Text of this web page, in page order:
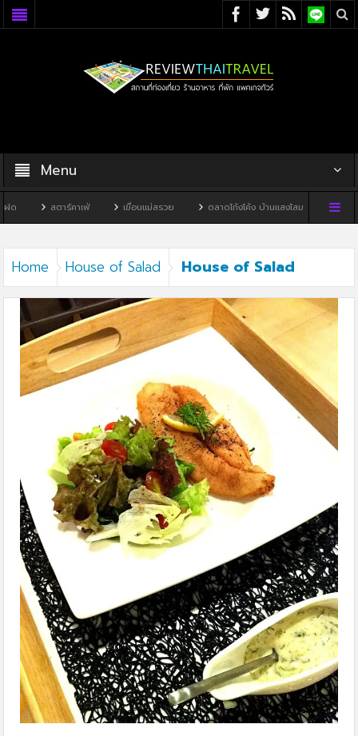
Menu
สตาร์คาเฟ่ เขื่อนแม่สรวย ตลาดโก้งโค้ง บ้านแสงโสม ทิวผาคา
Home House of Salad House of Salad